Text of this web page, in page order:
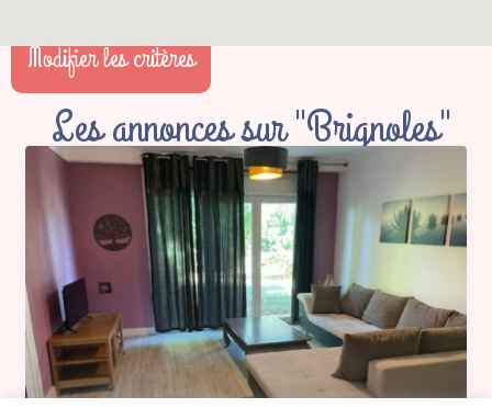
Modifier les critères
Les annonces sur "Brignoles"